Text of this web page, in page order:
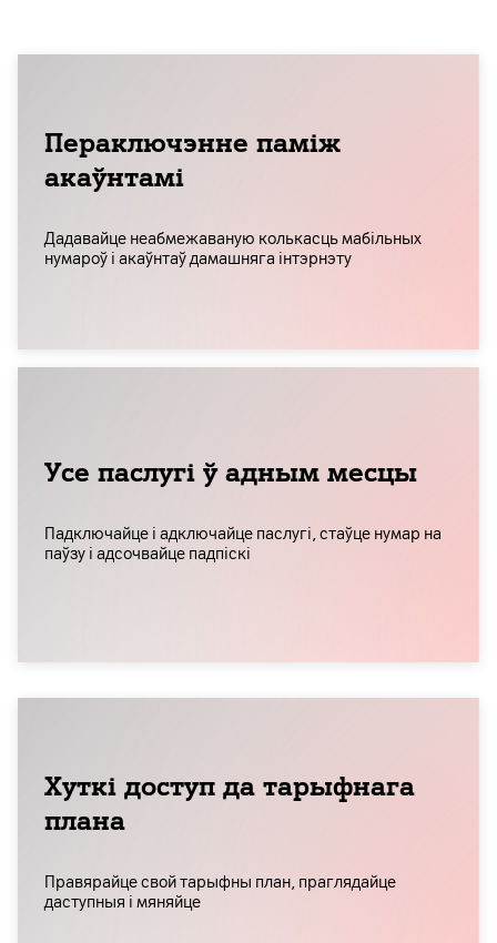
Пераключэнне паміж
акаўнтамі
Дадавайце неабмежаваную колькасць мабільных
нумароў і акаўнтаў дамашняга інтэрнэту
Усе паслугі ў адным месцы
Падключайце і адключайце паслугі, стаўце нумар на
паўзу і адсочвайце падпіскі
Хуткі доступ да тарыфнага
плана
Правярайце свой тарыфны план, праглядайце
даступныя і мяняйце